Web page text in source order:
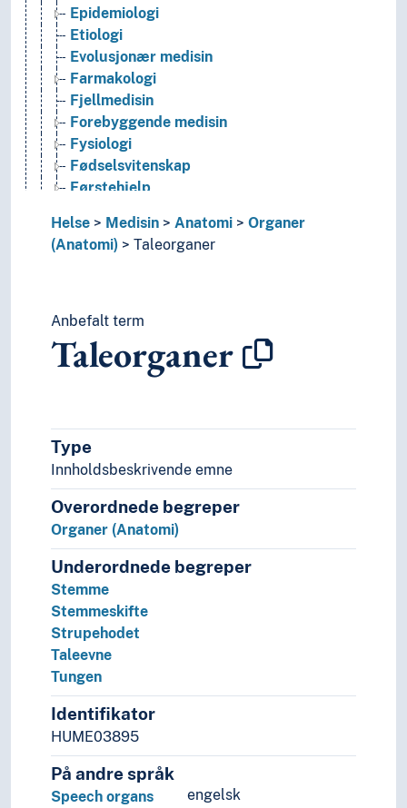
Epidemiologi
Etiologi
Evolusjonær medisin
Farmakologi
Fjellmedisin
Forebyggende medisin
Fysiologi
Fødselsvitenskap
Førstehjelp
Gynekologi
Hematologi
Intensivmedisin
Kasus (Medisin)
Kiropraktikk
Medisinhistorie
Medisinsk forskning
Medisinsk fysikk
Medisinsk teknologi
Militærmedisin
Miljømedisin
Naturmedisin
Patogener
Patologi
Psykiatri
Screening (Medisin)
Sexologi
Sosialmedisin
Telemedisin
Veterinærmedisin
Odontologi
Helse Medisin Anatomi
Organer
(Anatomi)
Taleorganer
Anbefalt term
Taleorganer
Type
Innholdsbeskrivende emne
Overordnede begreper
Organer (Anatomi)
Underordnede begreper
Stemme
Stemmeskifte
Strupehodet
Taleevne
Tungen
Identifikator
HUME03895
På andre språk
engelsk
Speech organs